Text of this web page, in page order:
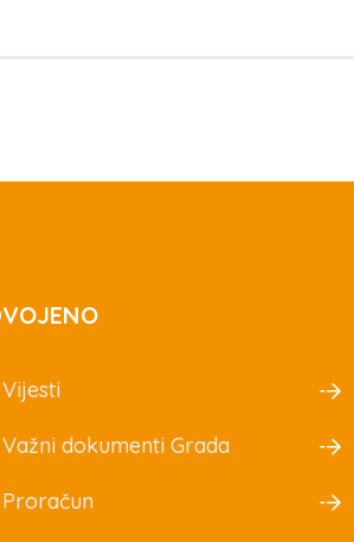
Vijesti
Važni dokumenti Grada
Proračun